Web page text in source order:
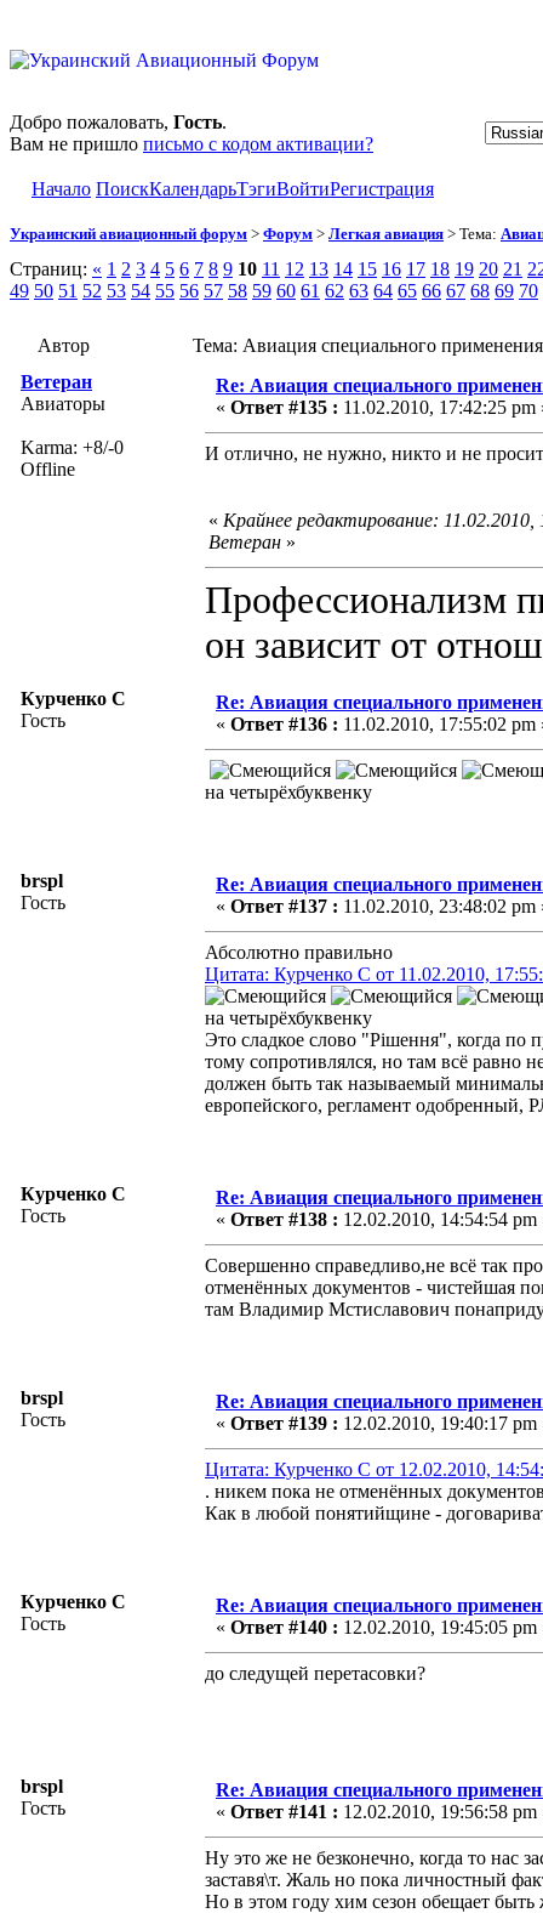
Добро пожаловать, Гость.
Вам не пришло письмо с кодом активации?
Начало ПоискКалендарьТэгиВойтиРегистрация
Украинский авиационный форум > Форум > Легкая авиация > Тема:
Страниц: « 1 2 3 4 5 6 7 8 9 10 11 12 13 14 15 16 17 18 19 20 21
49 50 51 52 53 54 55 56 57 58 59 60 61 62 63 64 65 66 67 68 69 70
Автор
Тема: Авиация специального
Ветеран
Авиаторы
Karma: +8/-0
Offline
Re: Авиация специального
« Ответ #135 : 11.02.2010, 17:42:25 pm
И отлично, не нужно, никто и не
« Крайнее редактирование:
Ветеран »
Профессионализм
он зависит от
Курченко С
Гость
Re: Авиация специального
« Ответ #136 : 11.02.2010, 17:55:02 pm
на четырёхбуквенку
brspl
Гость
Re: Авиация специального
« Ответ #137 : 11.02.2010, 23:48:02 pm
Абсолютно правильно
Цитата: Курченко С от 11.02.2010,
на четырёхбуквенку
Это сладкое слово "Рішення", когда по
тому сопротивлялся, но там всё равно
должен быть так называемый
европейского, регламент одобренный,
Курченко С
Гость
Re: Авиация специального
« Ответ #138 : 12.02.2010, 14:54:54 pm
Совершенно справедливо,не всё так
отменённых документов - чистейшая
там Владимир Мстиславович
brspl
Гость
Re: Авиация специального
« Ответ #139 : 12.02.2010, 19:40:17 pm
Цитата: Курченко С от 12.02.2010,
. никем пока не отменённых
Как в любой понятийщине -
Курченко С
Гость
Re: Авиация специального
« Ответ #140 : 12.02.2010, 19:45:05 pm
до следущей перетасовки?
brspl
Гость
Re: Авиация специального
« Ответ #141 : 12.02.2010, 19:56:58 pm
Ну это же не безконечно, когда то нас
заставя\т. Жаль но пока личностный
Но в этом году хим сезон обещает